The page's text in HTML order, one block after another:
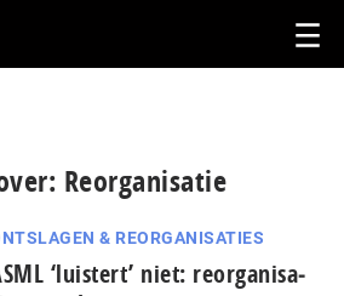
Reorganisatie
& REORGANISATIES
‘luistert’ niet: re­or­ga­ni­sa­